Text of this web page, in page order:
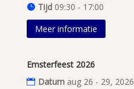
Tijd 09:30 - 17:00
Meer informatie
Emsterfeest 2026
Datum aug 26 - 29, 2026